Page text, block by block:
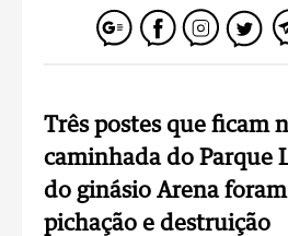
Três postes que ficam
caminhada do Parque
do ginásio Arena
pichação e destruição